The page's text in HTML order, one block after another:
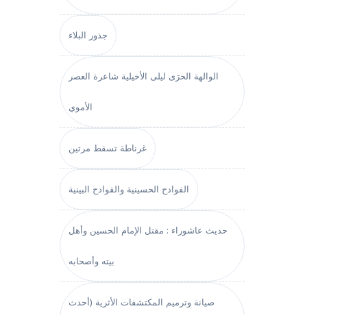
جذور البلاء
الوالهة الحرَى ليلى الأخيلية شاعرة العصر
الأموي
غرناطة تسقط مرتين
الفوادح الحسينية والقوادح البينية
حديث عاشوراء : مقتل الإمام الحسين وأهل
بيته وأصحابه
صيانة وترميم المكتشفات الأثرية (أحدث